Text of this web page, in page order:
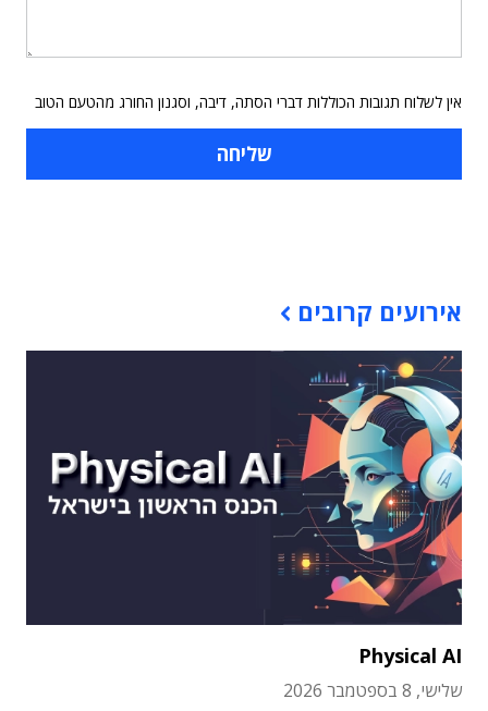
אין לשלוח תגובות הכוללות דברי הסתה, דיבה, וסגנון החורג מהטעם הטוב
אירועים קרובים
Physical AI
שלישי, 8 בספטמבר 2026